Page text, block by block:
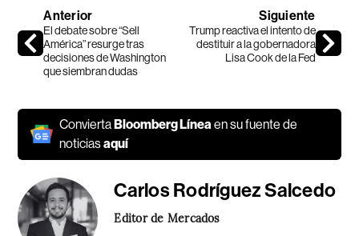
Anterior
El debate sobre “Sell
América” resurge tras
decisiones de Washington
que siembran dudas
Siguiente
Trump reactiva el intento de
destituir a la gobernadora
Lisa Cook de la Fed
ConviertaBloomberg Línea en su fuente de
noticiasaquí
Carlos Rodríguez Salcedo
Editor de Mercados